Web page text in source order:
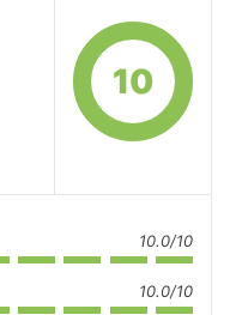
10
10.0/10
10.0/10